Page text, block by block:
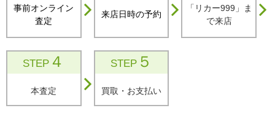
事前オンライン
査定
来店日時の予約
「リカー999」ま
で来店
STEP ４
本査定
STEP５
買取・お支払い